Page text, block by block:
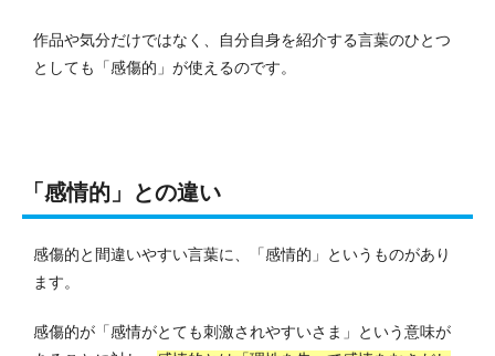
作品や気分だけではなく、自分自身を紹介する言葉のひとつ
としても「感傷的」が使えるのです。
「感情的」との違い
感傷的と間違いやすい言葉に、「感情的」というものがあり
ます。
感傷的が「感情がとても刺激されやすいさま」という意味が